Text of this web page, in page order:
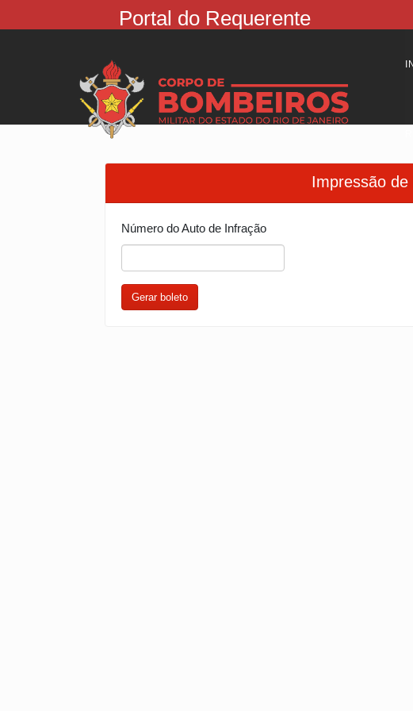
Portal do Requerente
Impressão
Número do Auto de Infração
Gerar boleto